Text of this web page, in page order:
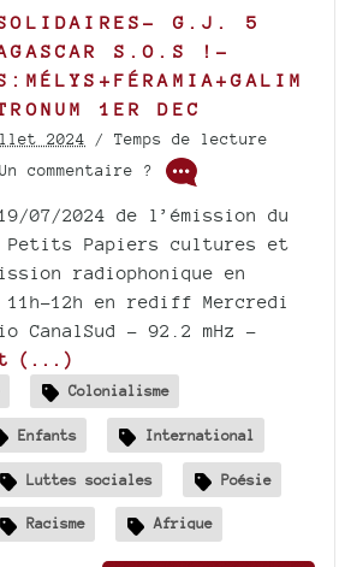
SOLIDAIRES- G.J. 5
S.O.S !-
1ER DEC
2024 / Temps de lecture
commentaire ?
07/2024 de l’émission du
Petits Papiers cultures et
radiophonique en
12h en rediff Mercredi
CanalSud - 92.2 mHz -
(...)
Colonialisme
Enfants International
Luttes sociales Poésie
Racisme Afrique